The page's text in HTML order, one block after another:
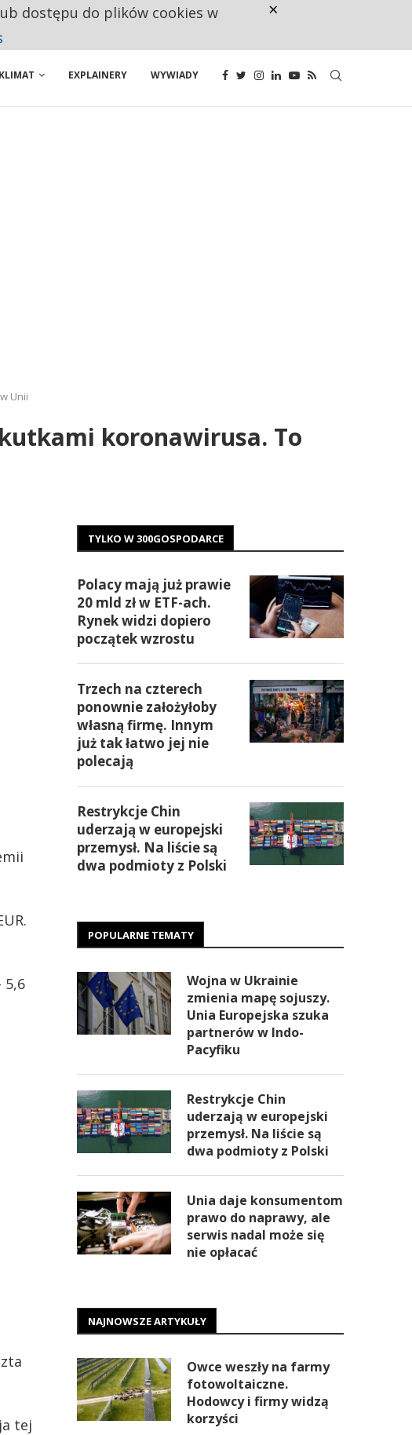
EXPLAINERY WYWIADY
Unii
koronawirusa. To
5,6
tej
TYLKO W 300GOSPODARCE
Polacy mają już prawie
20 mld zł w ETF-ach.
Rynek widzi dopiero
początek wzrostu
Trzech na czterech
ponownie założyłoby
własną firmę. Innym
już tak łatwo jej nie
polecają
Restrykcje Chin
uderzają w europejski
przemysł. Na liście są
dwa podmioty z Polski
POPULARNE TEMATY
Wojna w Ukrainie
zmienia mapę sojuszy.
Unia Europejska szuka
partnerów w Indo-
Pacyfiku
Restrykcje Chin
uderzają w europejski
przemysł. Na liście są
dwa podmioty z Polski
Unia daje konsumentom
prawo do naprawy, ale
serwis nadal może się
nie opłacać
NAJNOWSZE ARTYKUŁY
Owce weszły na farmy
fotowoltaiczne.
Hodowcy i firmy widzą
korzyści
dostępu do plików cookies w
×